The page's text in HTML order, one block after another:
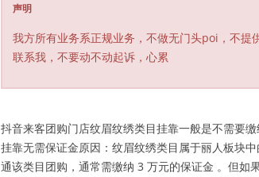
声明
我方所有业务系正规业务，不做无门头poi，不
联系我，不要动不动起诉，心累
抖音来客团购门店纹眉纹绣类目挂靠一般是不需要
挂靠无需保证金原因：纹眉纹绣类目属于丽人板块
通该类目团购，通常需缴纳 3 万元的保证金 。但如